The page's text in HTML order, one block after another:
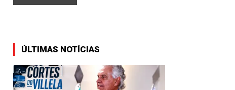
ÚLTIMAS NOTÍCIAS